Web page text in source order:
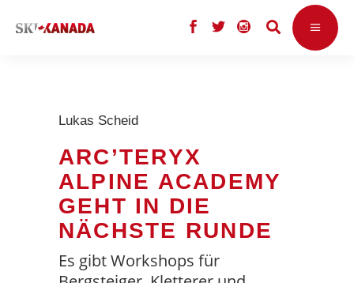
Lukas Scheid
ARC’TERYX
ALPINE ACADEMY
GEHT IN DIE
NÄCHSTE RUNDE
Es gibt Workshops für